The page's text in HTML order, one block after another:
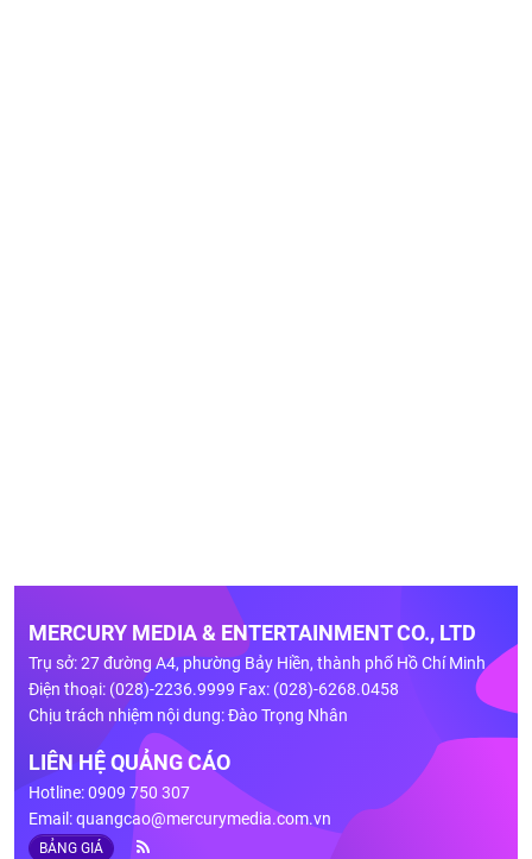
MERCURY MEDIA & ENTERTAINMENT CO., LTD
Trụ sở: 27 đường A4, phường Bảy Hiền, thành phố Hồ Chí Minh
Điện thoại: (028)-2236.9999 Fax: (028)-6268.0458
Chịu trách nhiệm nội dung: Đào Trọng Nhân
LIÊN HỆ QUẢNG CÁO
Hotline: 0909 750 307
Email:quangcao@mercurymedia.com.vn
BẢNG GIÁ